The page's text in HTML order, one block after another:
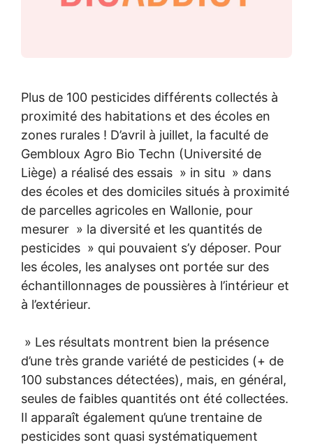
Plus de 100 pesticides différents collectés à
proximité des habitations et des écoles en
zones rurales ! D’avril à juillet, la faculté de
Gembloux Agro Bio Techn (Université de
Liège) a réalisé des essais » in situ » dans
des écoles et des domiciles situés à proximité
de parcelles agricoles en Wallonie, pour
mesurer » la diversité et les quantités de
pesticides » qui pouvaient s’y déposer. Pour
les écoles, les analyses ont portée sur des
échantillonnages de poussières à l’intérieur et
à l’extérieur.
» Les résultats montrent bien la présence
d’une très grande variété de pesticides (+ de
100 substances détectées), mais, en général,
seules de faibles quantités ont été collectées.
Il apparaît également qu’une trentaine de
pesticides sont quasi systématiquement